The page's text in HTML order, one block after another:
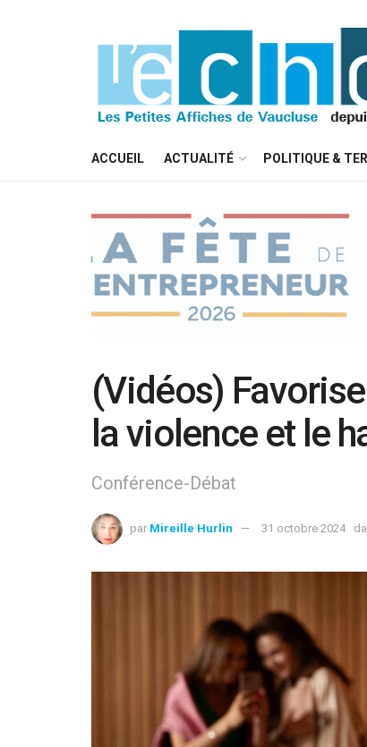
ACCUEIL ACTUALITÉ POLITIQUE &
(Vidéos)
la violence et le
Conférence-Débat
par Mireille Hurlin 31 octobre 2024